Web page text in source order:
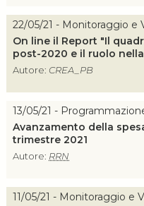
22/05/21 - Monitoraggio e
On line il Report "Il
post-2020 e il ruolo
Autore: CREA_PB
13/05/21 -
Avanzamento della
trimestre 2021
Autore: RRN
11/05/21 - Monitoraggio e